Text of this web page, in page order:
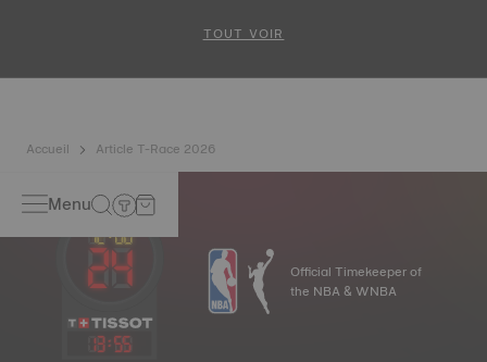
Cyclisme
TOUT VOIR
Accueil Article T-Race 2026
Menu
13:55
Official Timekeeper of
the NBA & WNBA